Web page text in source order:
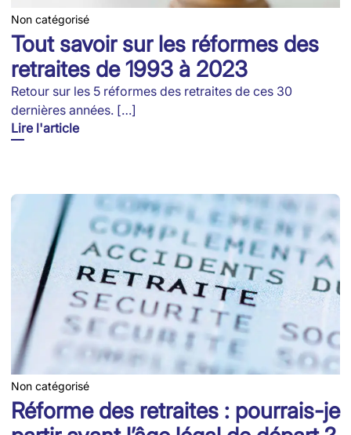
Non catégorisé
Tout savoir sur les réformes des
retraites de 1993 à 2023
Retour sur les 5 réformes des retraites de ces 30
dernières années. […]
Lire l'article
Non catégorisé
Réforme des retraites : pourrais-je